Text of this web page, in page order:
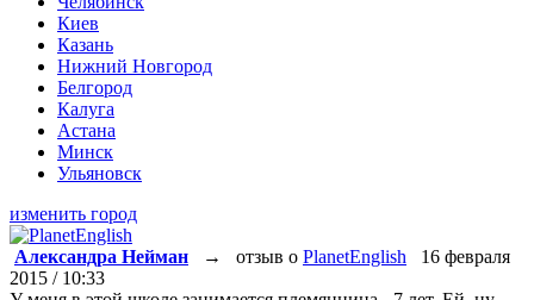
Киев
Казань
Нижний Новгород
Белгород
Калуга
Астана
Минск
Ульяновск
изменить город
Александра Нейман → отзыв о PlanetEnglish 16 февраля
2015 / 10:33